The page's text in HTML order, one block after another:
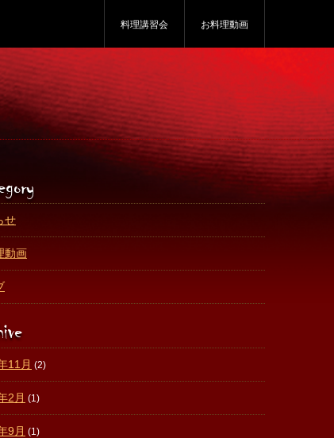
料理講習会 お料理動画
せ
動画
11月 (2)
2月 (1)
9月 (1)